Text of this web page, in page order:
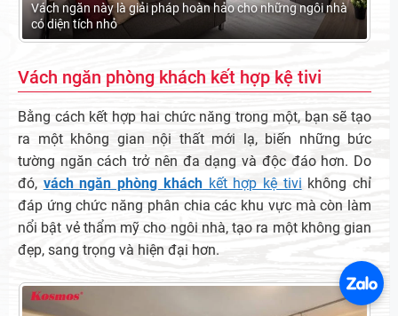
Vách ngăn này là giải pháp hoàn hảo cho những ngôi nhà
có diện tích nhỏ
Vách ngăn phòng khách kết hợp kệ tivi
Bằng cách kết hợp hai chức năng trong một, bạn sẽ tạo
ra một không gian nội thất mới lạ, biến những bức
tường ngăn cách trở nên đa dạng và độc đáo hơn. Do
đó, vách ngăn phòng kháchkết hợp kệ tivi không chỉ
đáp ứng chức năng phân chia các khu vực mà còn làm
nổi bật vẻ thẩm mỹ cho ngôi nhà, tạo ra một không gian
đẹp, sang trọng và hiện đại hơn.